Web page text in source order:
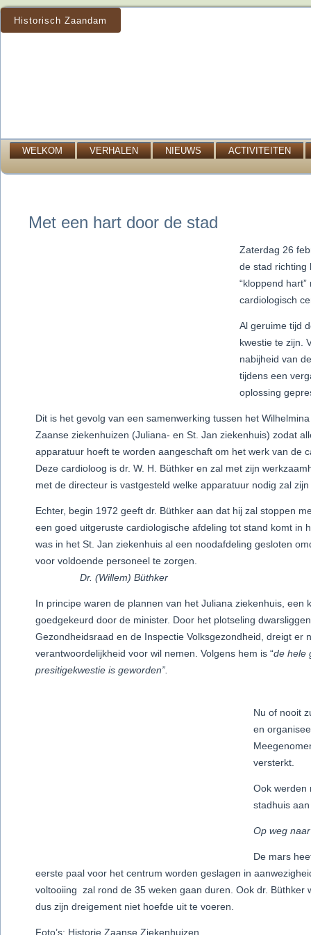
Historisch Zaandam
WELKOM VERHALEN NIEUWS ACTIVITEITEN
Met een hart door de stad
Zaterdag 26
de stad richting
“kloppend
cardiologisch
Al geruime tijd
kwestie te zijn.
nabijheid van
tijdens een
oplossing
Dit is het gevolg van een samenwerking tussen het
Zaanse ziekenhuizen (Juliana- en St. Jan ziekenhuis) zodat
apparatuur hoeft te worden aangeschaft om het werk van de
Deze cardioloog is dr. W. H. Büthker en zal met zijn
met de directeur is vastgesteld welke apparatuur nodig zal
Echter, begin 1972 geeft dr. Büthker aan dat hij zal stoppen
een goed uitgeruste cardiologische afdeling tot stand komt in
was in het St. Jan ziekenhuis al een noodafdeling gesloten
voor voldoende personeel te zorgen.
Dr. (Willem) Büthker
In principe waren de plannen van het Juliana ziekenhuis, een
goedgekeurd door de minister. Door het plotseling
Gezondheidsraad en de Inspectie Volksgezondheid, dreigt
verantwoordelijkheid voor wil nemen. Volgens hem is “de hele
presitigekwestie is geworden”.
Nu of nooit
en
versterkt.
Ook werden
stadhuis
Op weg
De mars
eerste paal voor het centrum worden geslagen in
voltooiing zal rond de 35 weken gaan duren. Ook dr.
dus zijn dreigement niet hoefde uit te voeren.
Foto’s: Historie Zaanse Ziekenhuizen